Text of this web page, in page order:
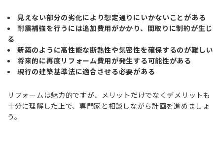
見えない部分の劣化により想定通りにいかないことがある
耐震補強を行うには追加費用がかかり、間取りに制約が生じ
る
新築のように高性能な断熱性や気密性を確保するのが難しい
将来的に再度リフォーム費用が発生する可能性がある
現行の建築基準法に適合させる必要がある
リフォームは魅力的ですが、メリットだけでなくデメリットも
十分に理解した上で、専門家と相談しながら計画を進めましょ
う。